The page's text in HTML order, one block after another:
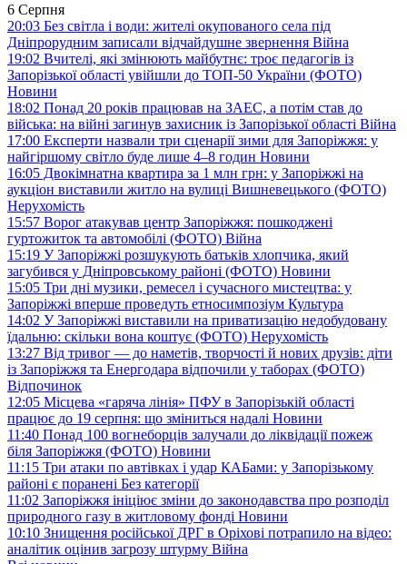
6 Серпня
20:03 Без світла і води: жителі окупованого села під
Дніпрорудним записали відчайдушне звернення Війна
19:02 Вчителі, які змінюють майбутнє: троє педагогів із
Запорізької області увійшли до ТОП-50 України (ФОТО)
Новини
18:02 Понад 20 років працював на ЗАЕС, а потім став до
війська: на війні загинув захисник із Запорізької області Війна
17:00 Експерти назвали три сценарії зими для Запоріжжя: у
найгіршому світло буде лише 4–8 годин Новини
16:05 Двокімнатна квартира за 1 млн грн: у Запоріжжі на
аукціон виставили житло на вулиці Вишневецького (ФОТО)
Нерухомість
15:57 Ворог атакував центр Запоріжжя: пошкоджені
гуртожиток та автомобілі (ФОТО) Війна
15:19 У Запоріжжі розшукують батьків хлопчика, який
загубився у Дніпровському районі (ФОТО) Новини
15:05 Три дні музики, ремесел і сучасного мистецтва: у
Запоріжжі вперше проведуть етносимпозіум Культура
14:02 У Запоріжжі виставили на приватизацію недобудовану
їдальню: скільки вона коштує (ФОТО) Нерухомість
13:27 Від тривог — до наметів, творчості й нових друзів: діти
із Запоріжжя та Енергодара відпочили у таборах (ФОТО)
Відпочинок
12:05 Місцева «гаряча лінія» ПФУ в Запорізькій області
працює до 19 серпня: що зміниться надалі Новини
11:40 Понад 100 вогнеборців залучали до ліквідації пожеж
біля Запоріжжя (ФОТО) Новини
11:15 Три атаки по автівках і удар КАБами: у Запорізькому
районі є поранені Без категорії
11:02 Запоріжжя ініціює зміни до законодавства про розподіл
природного газу в житловому фонді Новини
10:10 Знищення російської ДРГ в Оріхові потрапило на відео:
аналітик оцінив загрозу штурму Війна